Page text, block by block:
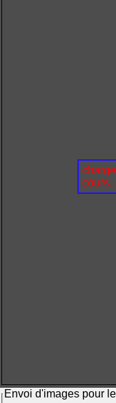
cours...
Envoi d'images pour